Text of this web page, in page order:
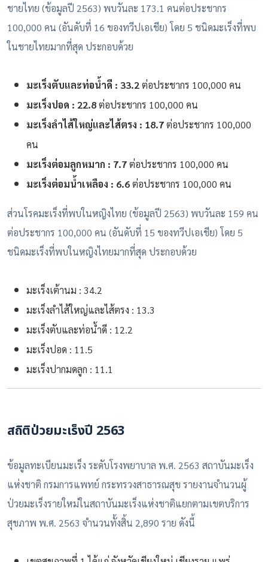
ชายไทย (ข้อมูลปี 2563) พบวันละ 173.1 คนต่อประชากร
100,000 คน (อันดับที่ 16 ของทวีปเอเชีย) โดย 5 ชนิดมะเร็งที่พบ
ในชายไทยมากที่สุด ประกอบด้วย
มะเร็งตับและท่อน้ำดี : 33.2ต่อประชากร 100,000 คน
มะเร็งปอด : 22.8ต่อประชากร 100,000 คน
มะเร็งลำไส้ใหญ่และไส้ตรง : 18.7ต่อประชากร 100,000
คน
มะเร็งต่อมลูกหมาก : 7.7ต่อประชากร 100,000 คน
มะเร็งต่อมน้ำเหลือง : 6.6ต่อประชากร 100,000 คน
ส่วนโรคมะเร็งที่พบในหญิงไทย (ข้อมูลปี 2563) พบวันละ 159 คน
ต่อประชากร 100,000 คน (อันดับที่ 15 ของทวีปเอเชีย) โดย 5
ชนิดมะเร็งที่พบในหญิงไทยมากที่สุด ประกอบด้วย
มะเร็งเต้านม : 34.2
มะเร็งลำไส้ใหญ่และไส้ตรง : 13.3
มะเร็งตับและท่อน้ำดี : 12.2
มะเร็งปอด : 11.5
มะเร็งปากมดลูก : 11.1
สถิติป่วยมะเร็งปี 2563
ข้อมูลทะเบียนมะเร็ง ระดับโรงพยาบาล พ.ศ. 2563 สถาบันมะเร็ง
แห่งชาติ กรมการแพทย์ กระทรวงสาธารณสุข รายงานจำนวนผู้
ป่วยมะเร็งรายใหม่ในสถาบันมะเร็งแห่งชาติแยกตามเขตบริการ
สุขภาพ พ.ศ. 2563 จำนวนทั้งสิ้น 2,890 ราย ดังนี้